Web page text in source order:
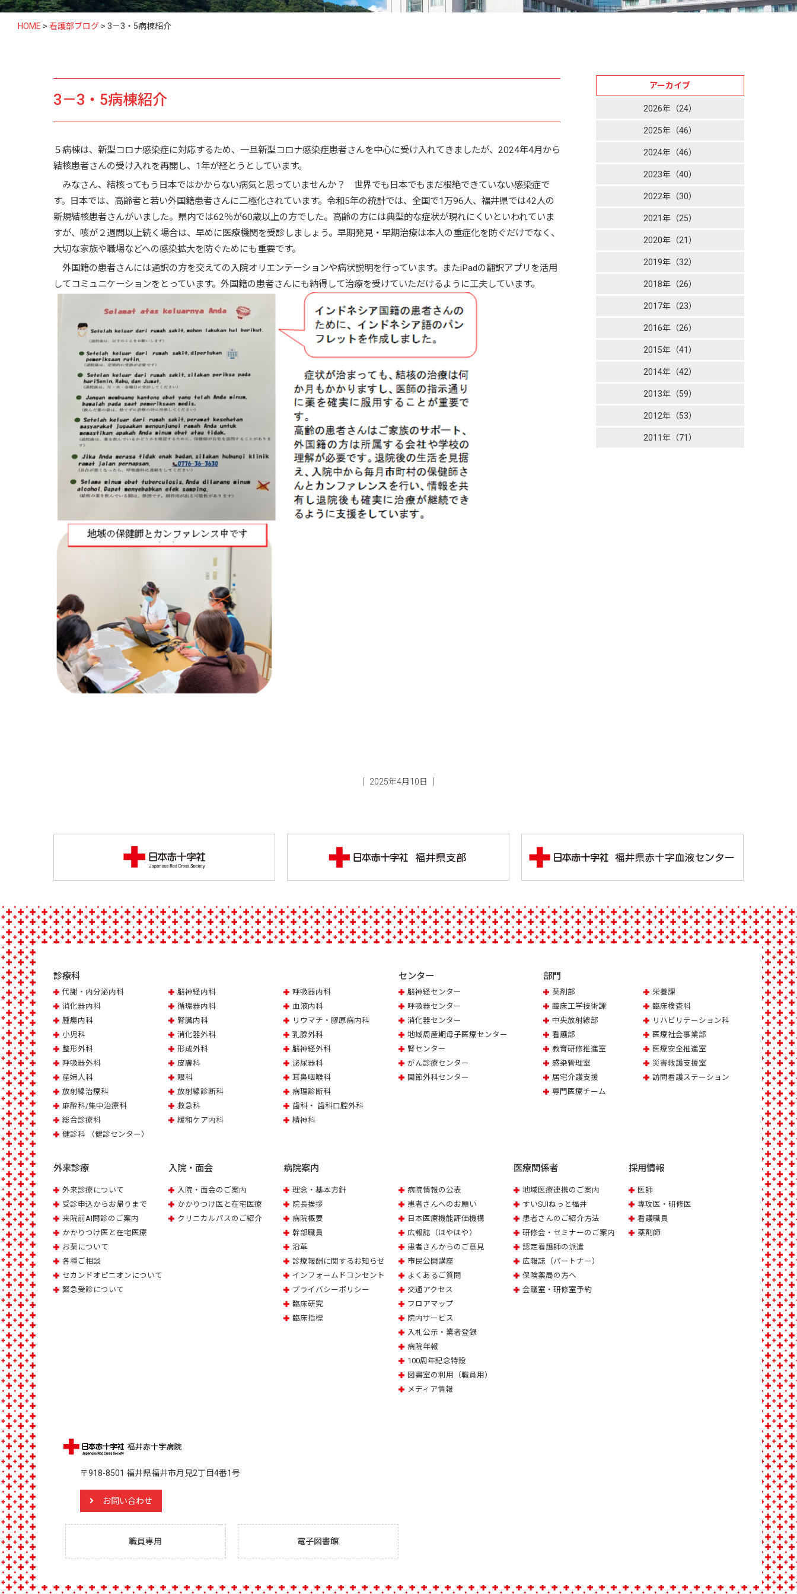
HOME > 看護部ブログ > 3－3・5病棟紹介
3－3・5病棟紹介
５病棟は、新型コロナ感染症に対応するため、一旦新型コロナ感染症患者さんを中心に受け入れてきましたが、2024年4月から
結核患者さんの受け入れを再開し、 1年が経とうとしています。
みなさん、結核ってもう日本ではかからない病気と思っていませんか？ 世界でも日本でもまだ根絶できていない感染症で
す。日本では、高齢者と若い外国籍患者さんに二極化されています。令和5年の統計では、全国で1万96人、福井県では42人の
新規結核患者さんがいました。県内では62％が60歳以上の方でした。高齢の方には典型的な症状が現れにくいといわれていま
すが、咳が２週間以上続く場合は、早めに医療機関を受診しましょう。早期発見・早期治療は本人の重症化を防ぐだけでなく、
大切な家族や職場などへの感染拡大を防ぐためにも重要です。
外国籍の患者さんには通訳の方を交えての入院オリエンテーションや病状説明を行っています。またiPadの翻訳アプリを活用
してコミュニケーションをとっています。 外国籍の患者さんにも納得して治療を受けていただけるように工夫しています。
アーカイブ
2026年（24）
2025年（46）
2024年（46）
2023年（40）
2022年（30）
2021年（25）
2020年（21）
2019年（32）
2018年（26）
2017年（23）
2016年（26）
2015年（41）
2014年（42）
2013年（59）
2012年（53）
2011年（71）
│ 2025年4月10日 │
診療科
代謝・内分泌内科 脳神経内科
呼吸器内科
消化器内科
循環器内科
血液内科
腫瘍内科
腎臓内科
リウマチ・膠原病内科
小児科
消化器外科
乳腺外科
整形外科
形成外科
脳神経外科
呼吸器外科
皮膚科
泌尿器科
産婦人科
眼科
耳鼻咽喉科
放射線治療科
放射線診断科
病理診断科
麻酔科/集中治療科
救急科
歯科・ 歯科口腔外科
総合診療科
緩和ケア内科
精神科
健診科 （健診センター）
センター
脳神経センター
呼吸器センター
消化器センター
地域周産期母子医療センター
腎センター
がん診療センター
関節外科センター
部門
薬剤部
栄養課
臨床工学技術課
臨床検査科
中央放射線部
リハビリテーション科
看護部
医療社会事業部
教育研修推進室
医療安全推進室
感染管理室
災害救護支援室
居宅介護支援
訪問看護ステーション
専門医療チーム
外来診療
外来診療について
受診申込からお帰りまで
来院前AI問診のご案内
かかりつけ医と在宅医療
お薬について
各種ご相談
セカンドオピニオンについて
緊急受診について
入院・面会
入院・面会のご案内
かかりつけ医と在宅医療
クリニカルパスのご紹介
病院案内
理念・基本方針
院長挨拶
病院概要
幹部職員
沿革
診療報酬に関するお知らせ
インフォームドコンセント
プライバシーポリシー
臨床研究
臨床指標
病院情報の公表
患者さんへのお願い
日本医療機能評価機構
広報誌（ほやほや）
患者さんからのご意見
市民公開講座
よくあるご質問
交通アクセス
フロアマップ
院内サービス
入札公示・業者登録
病院年報
100周年記念特設
図書室の利用（職員用）
メディア情報
医療関係者
地域医療連携のご案内
すいSUIねっと福井
患者さんのご紹介方法
研修会・セミナーのご案内
認定看護師の派遣
広報誌（パートナー）
保険薬局の方へ
会議室・研修室予約
採用情報
医師
専攻医・研修医
看護職員
薬剤師
〒918-8501 福井県福井市月見2丁目4番1号
お問い合わせ
職員専用 電子図書館